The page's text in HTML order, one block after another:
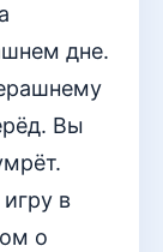
дне.
Вы
в
о